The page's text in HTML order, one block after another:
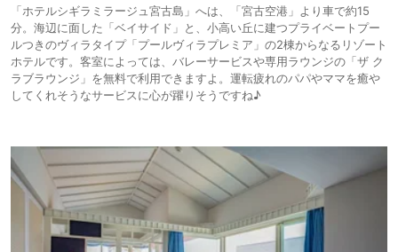
「ホテルシギラミラージュ宮古島」へは、「宮古空港」より車で約15
分。海辺に面した「ベイサイド」と、小高い丘に建つプライベートプー
ルつきのヴィラタイプ「プールヴィラプレミア」の2棟からなるリゾート
ホテルです。客室によっては、バレーサービスや専用ラウンジの「ザ ク
ラブラウンジ」を無料で利用できますよ。運転疲れのパパやママを癒や
してくれそうなサービスに心が躍りそうですね♪